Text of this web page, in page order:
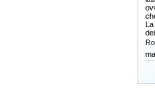
La